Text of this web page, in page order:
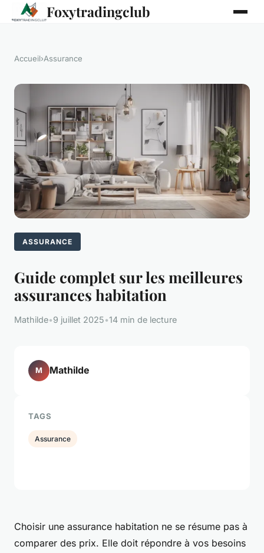
Foxytradingclub
Accueil›Assurance
ASSURANCE
Guide complet sur les meilleures
assurances habitation
Mathilde•9 juillet 2025•14 min de lecture
Choisir une assurance habitation ne se résume pas à
comparer des prix. Elle doit répondre à vos besoins
M Mathilde
TAGS
Assurance